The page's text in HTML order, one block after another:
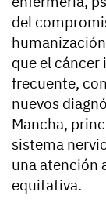
del
que el
frecuente,
nuevos
Mancha,
sistema
una atención
equitativa.